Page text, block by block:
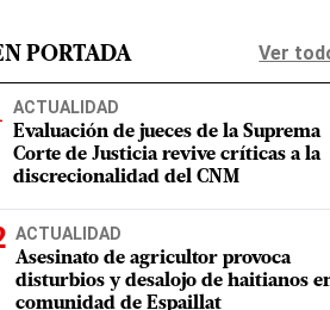
PORTADA Ver
ACTUALIDAD
Evaluación de jueces de la Suprema
Corte de Justicia revive críticas a la
discrecionalidad del CNM
ACTUALIDAD
Asesinato de agricultor provoca
disturbios y desalojo de haitianos
comunidad de Espaillat